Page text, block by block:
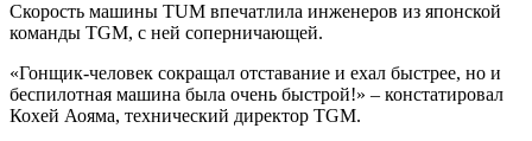
Скорость машины TUM впечатлила инженеров из японской
команды TGM, с ней соперничающей.
«Гонщик-человек сокращал отставание и ехал быстрее, но и
беспилотная машина была очень быстрой!» – констатировал
Кохей Аояма, технический директор TGM.